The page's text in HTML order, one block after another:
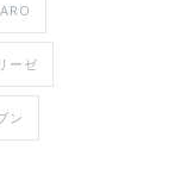
ーゼ
ン